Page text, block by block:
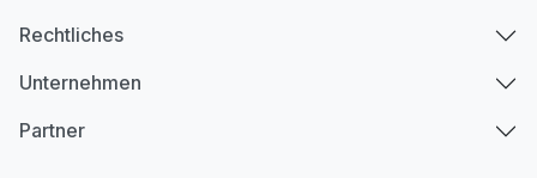
Rechtliches
Unternehmen
Partner